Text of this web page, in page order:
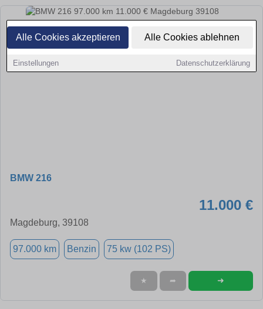
Alle Cookies akzeptieren Alle Cookies ablehnen
Einstellungen Datenschutzerklärung
BMW 216
11.000 €
Magdeburg, 39108
97.000 km Benzin 75 kw (102 PS)
★ ➦ ➜